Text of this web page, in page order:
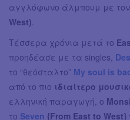
αγγλόφωνο άλμπουμ με τον
West)
Τέσσερα χρόνια μετά το
προηδέασε με τα singles,
το “θεόσταλτο” My soul is
από το πιο ιδιαίτερο
ελληνική παραγωγή, ο
το Seven {From East to West}